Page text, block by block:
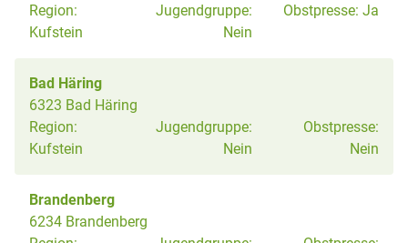
Region:
Kufstein
Jugendgruppe:
Nein
Obstpresse: Ja
Bad Häring
6323 Bad Häring
Region:
Kufstein
Jugendgruppe:
Nein
Obstpresse:
Nein
Brandenberg
6234 Brandenberg